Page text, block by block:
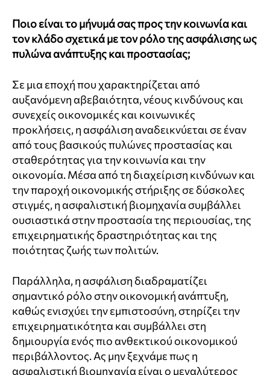
Ποιο είναι το μήνυμά σας προς την κοινωνία και
τον κλάδο σχετικά με τον ρόλο της ασφάλισης ως
πυλώνα ανάπτυξης και προστασίας;
Σε μια εποχή που χαρακτηρίζεται από
αυξανόμενη αβεβαιότητα, νέους κινδύνους και
συνεχείς οικονομικές και κοινωνικές
προκλήσεις, η ασφάλιση αναδεικνύεται σε έναν
από τους βασικούς πυλώνες προστασίας και
σταθερότητας για την κοινωνία και την
οικονομία. Μέσα από τη διαχείριση κινδύνων και
την παροχή οικονομικής στήριξης σε δύσκολες
στιγμές, η ασφαλιστική βιομηχανία συμβάλλει
ουσιαστικά στην προστασία της περιουσίας, της
επιχειρηματικής δραστηριότητας και της
ποιότητας ζωής των πολιτών.
Παράλληλα, η ασφάλιση διαδραματίζει
σημαντικό ρόλο στην οικονομική ανάπτυξη,
καθώς ενισχύει την εμπιστοσύνη, στηρίζει την
επιχειρηματικότητα και συμβάλλει στη
δημιουργία ενός πιο ανθεκτικού οικονομικού
περιβάλλοντος. Ας μην ξεχνάμε πως η
ασφαλιστική βιομηχανία είναι ο μεγαλύτερος